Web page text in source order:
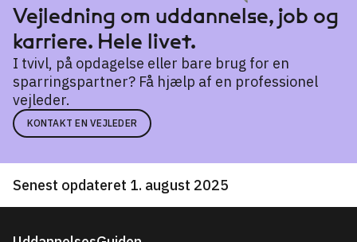
Vejledning om uddannelse, job og
karriere. Hele livet.
I tvivl, på opdagelse eller bare brug for en
sparringspartner? Få hjælp af en professionel
vejleder.
KONTAKT EN VEJLEDER
Senest opdateret 1. august 2025